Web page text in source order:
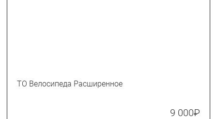
ТО Велосипеда Расширенное
9 000₽